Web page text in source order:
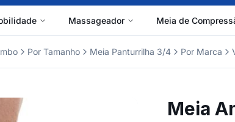
Massageador Meia de
Por Tamanho Meia Panturrilha 3/4 Por Marca
Meia